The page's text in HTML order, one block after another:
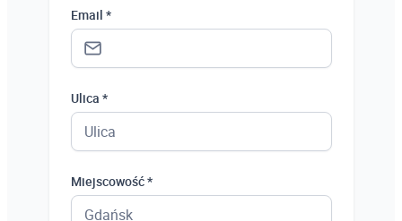
Email *
Ulica *
Miejscowość *